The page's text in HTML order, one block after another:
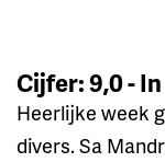
Cijfer: 9,0 -
Heerlijke week
divers. Sa